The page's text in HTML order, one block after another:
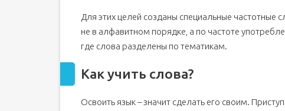
Для этих целей созданы специальные частотные
не в алфавитном порядке, а по частоте
где слова разделены по тематикам.
Как учить слова?
Освоить язык – значит сделать его своим.